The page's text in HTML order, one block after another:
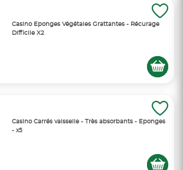
Casino Eponges Végétales Grattantes - Récurage
Difficile X2
Casino Carrés vaisselle - Très absorbants - Eponges
- x5